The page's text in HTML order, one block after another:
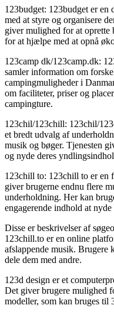
123budget: 123budget er
med at styre og organisere
giver mulighed for at oprette
for at hjælpe med at opnå
123camp dk/123camp.dk:
samler information om
campingmuligheder i
om faciliteter, priser og
campingture.
123chil/123chill: 123chil/
et bredt udvalg af
musik og bøger. Tjenesten
og nyde deres
123chill to: 123chill to er en
giver brugerne endnu flere
underholdning. Her kan
engagerende indhold at
Disse er beskrivelser af
123chill.to er en online
afslappende musik. Brugere
dele dem med andre.
123d design er et
Det giver brugere mulighed
modeller, som kan bruges til